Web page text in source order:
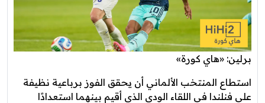
برلين: «هاي كورة»
استطاع المنتخب الألماني أن يحقق الفوز برباعية نظيفة
على فنلندا في اللقاء الودي الذي أقيم بينهما استعدادًا